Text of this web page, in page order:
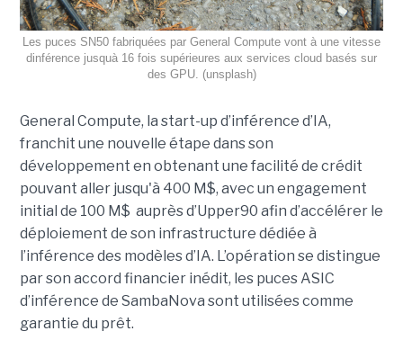
Les puces SN50 fabriquées par General Compute vont à une vitesse
dinférence jusquà 16 fois supérieures aux services cloud basés sur
des GPU. (unsplash)
General Compute, la start-up d’inférence d’IA,
franchit une nouvelle étape dans son
développement en obtenant une facilité de crédit
pouvant aller jusqu'à 400 M$, avec un engagement
initial de 100 M$ auprès d’Upper90 afin d’accélérer le
déploiement de son infrastructure dédiée à
l’inférence des modèles d’IA. L’opération se distingue
par son accord financier inédit, les puces ASIC
d’inférence de SambaNova sont utilisées comme
garantie du prêt.